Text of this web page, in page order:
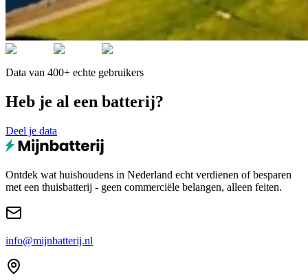
Data van 400+ echte gebruikers
Heb je al een batterij?
Deel je data
Ontdek wat huishoudens in Nederland echt verdienen of besparen
met een thuisbatterij - geen commerciële belangen, alleen feiten.
info@mijnbatterij.nl